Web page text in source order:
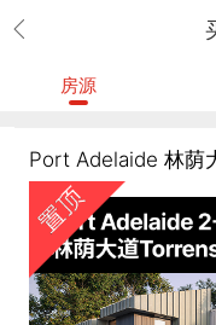
房源
Port Adelaide 林荫